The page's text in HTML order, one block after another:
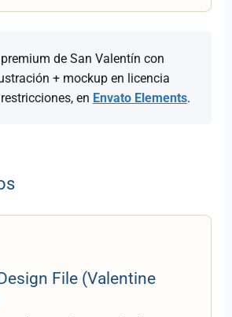
de San Valentín con
+ mockup en licencia
en Envato Elements.
File (Valentine